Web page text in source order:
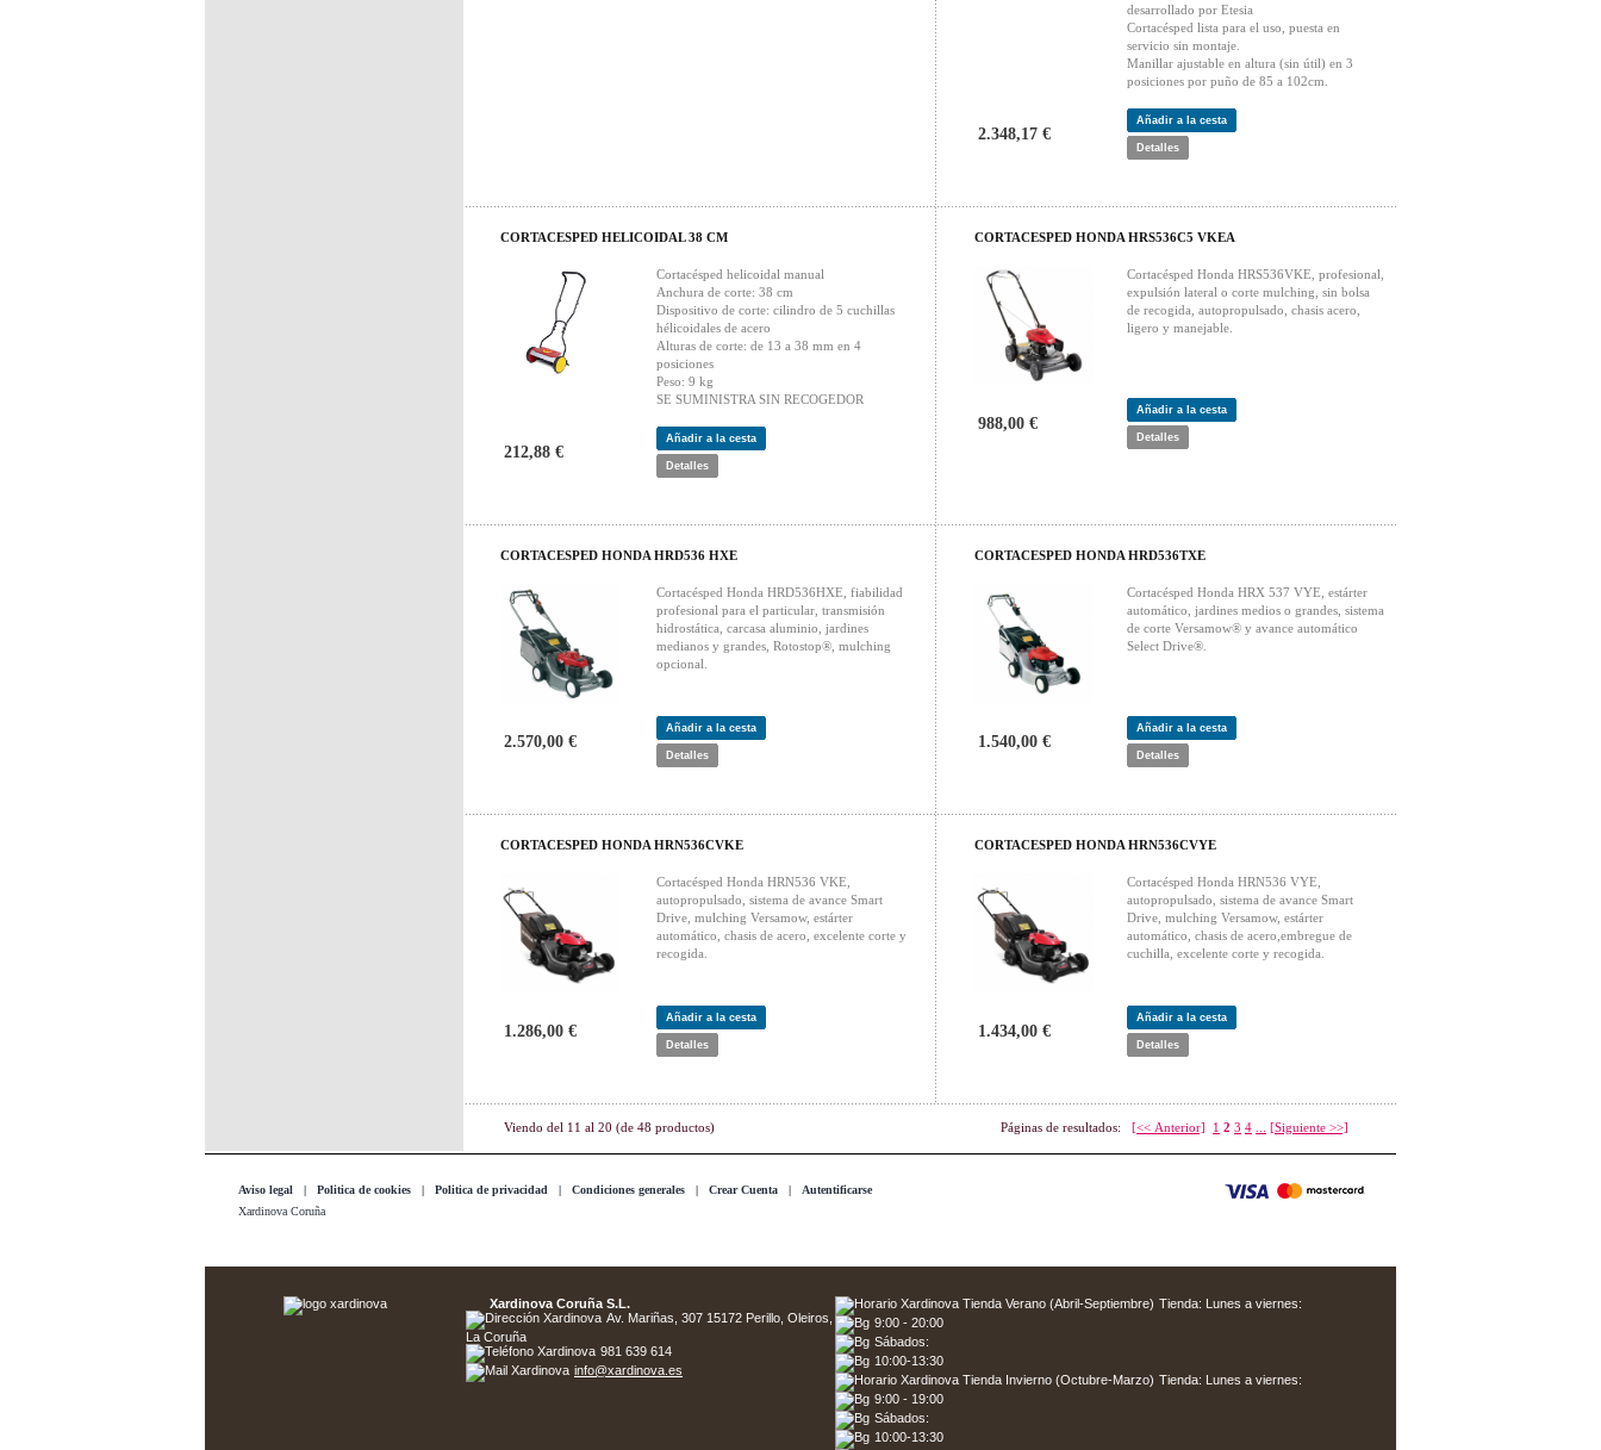
desarrollado por Etesia
Cortacésped lista para el uso, puesta en
servicio sin montaje.
Manillar ajustable en altura (sin útil) en 3
posiciones por puño de 85 a 102cm.
2.348,17 €
Añadir a la cesta
Detalles
CORTACESPED HELICOIDAL 38 CM
Cortacésped helicoidal manual
Anchura de corte: 38 cm
Dispositivo de corte: cilindro de 5 cuchillas
hélicoidales de acero
Alturas de corte: de 13 a 38 mm en 4
posiciones
Peso: 9 kg
SE SUMINISTRA SIN RECOGEDOR
212,88 €
Añadir a la cesta
Detalles
CORTACESPED HONDA HRS536C5 VKEA
Cortacésped Honda HRS536VKE, profesional,
expulsión lateral o corte mulching, sin bolsa
de recogida, autopropulsado, chasis acero,
ligero y manejable.
988,00 €
Añadir a la cesta
Detalles
CORTACESPED HONDA HRD536 HXE
Cortacésped Honda HRD536HXE, fiabilidad
profesional para el particular, transmisión
hidrostática, carcasa aluminio, jardines
medianos y grandes, Rotostop®, mulching
opcional.
2.570,00 €
Añadir a la cesta
Detalles
CORTACESPED HONDA HRD536TXE
Cortacésped Honda HRX 537 VYE, estárter
automático, jardines medios o grandes, sistema
de corte Versamow® y avance automático
Select Drive®.
1.540,00 €
Añadir a la cesta
Detalles
CORTACESPED HONDA HRN536CVKE
Cortacésped Honda HRN536 VKE,
autopropulsado, sistema de avance Smart
Drive, mulching Versamow, estárter
automático, chasis de acero, excelente corte y
recogida.
1.286,00 €
Añadir a la cesta
Detalles
CORTACESPED HONDA HRN536CVYE
Cortacésped Honda HRN536 VYE,
autopropulsado, sistema de avance Smart
Drive, mulching Versamow, estárter
automático, chasis de acero,embregue de
cuchilla, excelente corte y recogida.
1.434,00 €
Añadir a la cesta
Detalles
Viendo del 11 al 20 (de 48 productos) Páginas de resultados: [<< Anterior] 1 2 3 4 [Siguiente >>]
Aviso legal | Politica de cookies | Politica de privacidad | Condiciones generales | Crear Cuenta | Autentificarse
Xardinova Coruña
Xardinova Coruña S.L.
Av. Mariñas, 307 15172 Perillo, Oleiros,
La Coruña
981 639 614
info@xardinova.es
Tienda: Lunes a viernes:
9:00 - 20:00
Sábados:
10:00-13:30
Tienda: Lunes a viernes:
9:00 - 19:00
Sábados:
10:00-13:30